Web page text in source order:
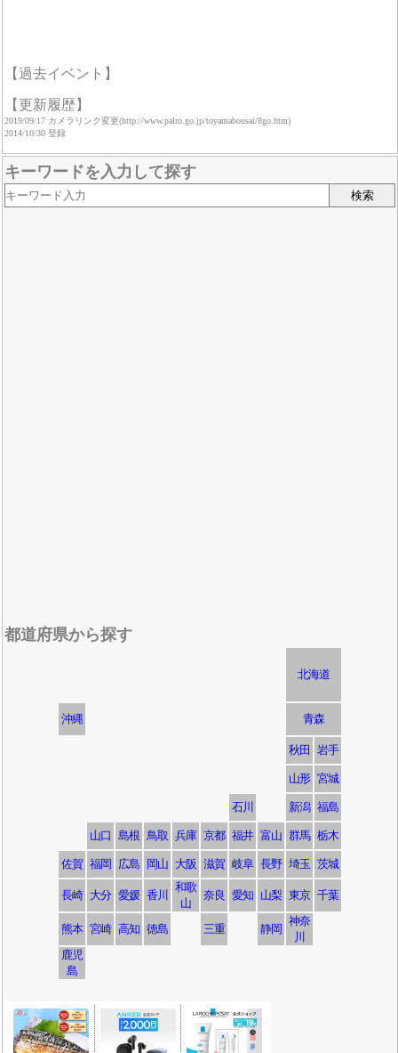
【過去イベント】
【更新履歴】
2019/09/17 カメラリンク変更(http://www.palro.go.jp/toyamabousai/8go.htm)
2014/10/30 登録
キーワードを入力して探す
都道府県から探す
北海道
沖縄 青森
秋田 岩手
山形 宮城
石川 新潟 福島
山口 島根 鳥取 兵庫 京都 福井 富山 群馬 栃木
佐賀 福岡 広島 岡山 大阪 滋賀 岐阜 長野 埼玉 茨城
長崎 大分 愛媛 香川
和歌
山
奈良 愛知 山梨 東京 千葉
熊本 宮崎 高知 徳島 三重 静岡
神奈
川
鹿児
島